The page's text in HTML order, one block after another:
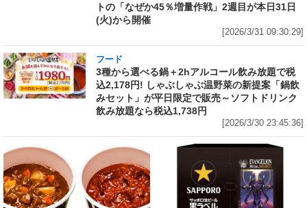
トの「なぜか45％増量作戦」2週目が本日31日
(火)から開催
[2026/3/31 09:30:29]
フード
3種から選べる鍋＋2hアルコール飲み放題で税
込2,178円! しゃぶしゃぶ温野菜の新提案「鍋飲
みセット」が平日限定で販売～ソフトドリンク
飲み放題なら税込1,738円
[2026/3/30 23:45:36]